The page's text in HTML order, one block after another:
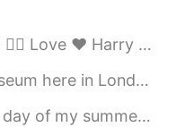
、ネコちゃんが
、ネコちゃんが
してた！
✈️ When I have a bad day I can now l...
if you have the chance you should go f...
likely my last internship ever)! I got to...